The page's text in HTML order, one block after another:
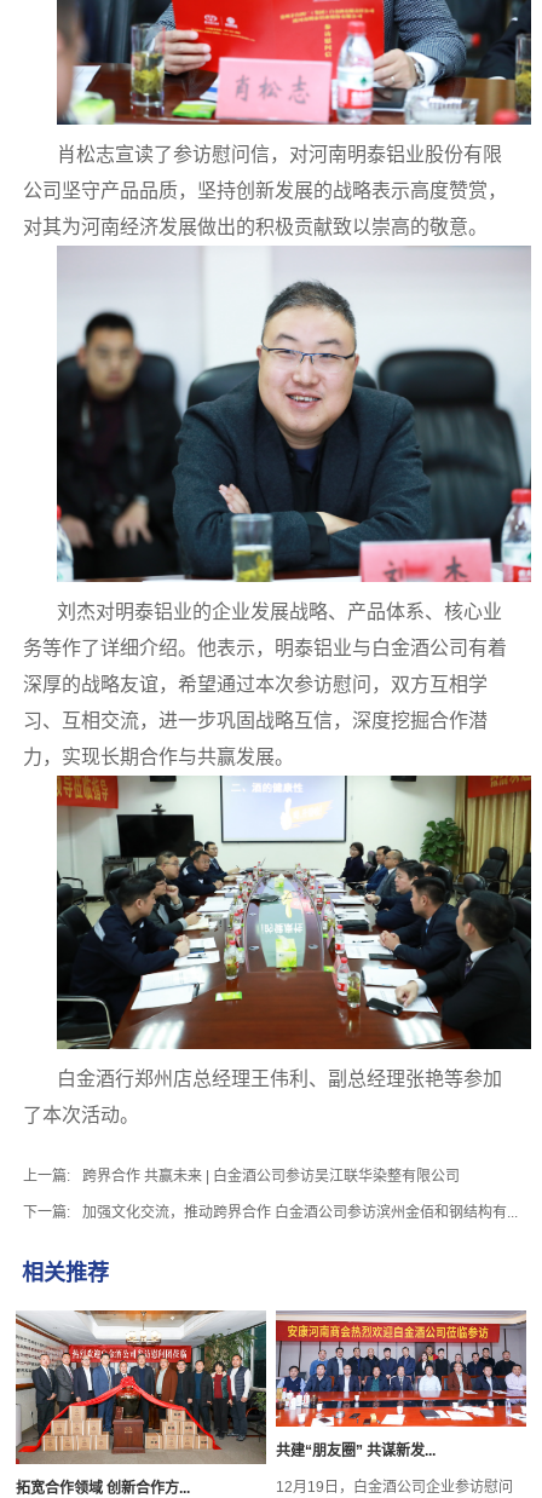
肖松志宣读了参访慰问信，对河南明泰铝业股份有限
公司坚守产品品质，坚持创新发展的战略表示高度赞赏，
对其为河南经济发展做出的积极贡献致以崇高的敬意。
刘杰对明泰铝业的企业发展战略、产品体系、核心业
务等作了详细介绍。他表示，明泰铝业与白金酒公司有着
深厚的战略友谊，希望通过本次参访慰问，双方互相学
习、互相交流，进一步巩固战略互信，深度挖掘合作潜
力，实现长期合作与共赢发展。
白金酒行郑州店总经理王伟利、副总经理张艳等参加
了本次活动。
上一篇: 跨界合作 共赢未来 | 白金酒公司参访吴江联华染整有限公司
下一篇: 加强文化交流，推动跨界合作 白金酒公司参访滨州金佰和钢结构有...
相关推荐
拓宽合作领域 创新合作方...
共建“朋友圈” 共谋新发...
12月19日，白金酒公司企业参访慰问